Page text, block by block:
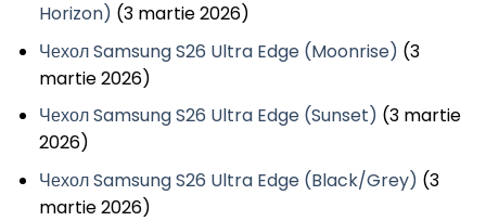
Horizon) (3 martie 2026)
Чехол Samsung S26 Ultra Edge (Moonrise) (3
martie 2026)
Чехол Samsung S26 Ultra Edge (Sunset) (3 martie
2026)
Чехол Samsung S26 Ultra Edge (Black/Grey) (3
martie 2026)